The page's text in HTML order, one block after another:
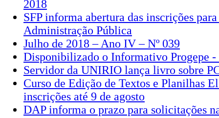
2018
SFP informa abertura das inscrições
Administração Pública
Julho de 2018 – Ano IV – Nº 039
Disponibilizado o Informativo Progepe -
Servidor da UNIRIO lança livro sobre
Curso de Edição de Textos e Planilhas
inscrições até 9 de agosto
DAP informa o prazo para solicitações